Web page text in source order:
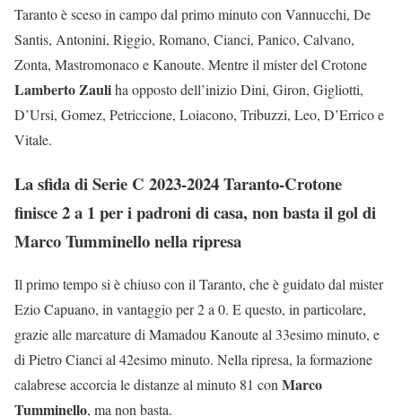
Taranto è sceso in campo dal primo minuto con Vannucchi, De
Santis, Antonini, Riggio, Romano, Cianci, Panico, Calvano,
Zonta, Mastromonaco e Kanoute. Mentre il mister del Crotone
Lamberto Zauliha opposto dell’inizio Dini, Giron, Gigliotti,
D’Ursi, Gomez, Petriccione, Loiacono, Tribuzzi, Leo, D’Errico e
Vitale.
La sfida di Serie C 2023-2024 Taranto-Crotone
finisce 2 a 1 per i padroni di casa, non basta il gol di
Marco Tumminello nella ripresa
Il primo tempo si è chiuso con il Taranto, che è guidato dal mister
Ezio Capuano, in vantaggio per 2 a 0. E questo, in particolare,
grazie alle marcature di Mamadou Kanoute al 33esimo minuto, e
di Pietro Cianci al 42esimo minuto. Nella ripresa, la formazione
calabrese accorcia le distanze al minuto 81 conMarco
Tumminello, ma non basta.